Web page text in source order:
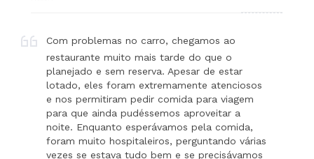
Com problemas no carro, chegamos ao
restaurante muito mais tarde do que o
planejado e sem reserva. Apesar de estar
lotado, eles foram extremamente atenciosos
e nos permitiram pedir comida para viagem
para que ainda pudéssemos aproveitar a
noite. Enquanto esperávamos pela comida,
foram muito hospitaleiros, perguntando várias
vezes se estava tudo bem e se precisávamos